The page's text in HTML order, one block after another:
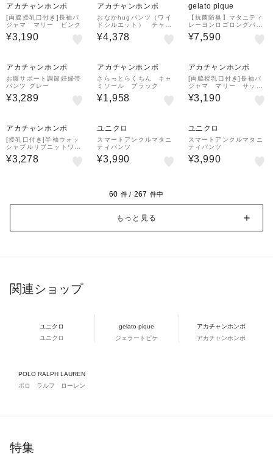
アカチャンホンポ
[両脇授乳口付き]長袖パ
ジャマ マリー ピンク
¥3,190
アカチャンホンポ
おなかhugパンツ（ワイ
ドシルエット） チャコ
ールグレー
¥4,378
gelato pique
【抗菌防臭】マタニティ
レーヨンロゴロングパン
ツ
¥7,590
アカチャンホンポ
お腹サポート調節妊婦帯
パンツ グレー
¥3,289
アカチャンホンポ
さらっとらくちん キャ
ミソール ブラック
¥1,958
アカチャンホンポ
[両脇授乳口付き]長袖パ
ジャマ マリー サック
ス
¥3,190
アカチャンホンポ
[授乳口付き]半袖ウォッ
シャブルリブニットワン
ピース カーキ
¥3,278
ユニクロ
スマートアンクルマタニ
ティパンツ
¥3,990
ユニクロ
スマートアンクルマタニ
ティパンツ
¥3,990
60 件 / 267 件中
もっと見る
関連ショップ
ユニクロ
ユニクロ
gelato pique
ジェラートピケ
アカチャンホンポ
アカチャンホンポ
POLO RALPH LAUREN
ポロ ラルフ ローレン
特集